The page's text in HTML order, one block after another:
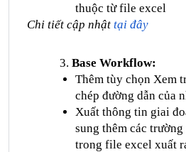
thuộc từ file excel
Chi tiết cập nhật tại đây
Base Workflow:
Thêm tùy chọn Xem
chép đường dẫn của
Xuất thông tin giai
sung thêm các
trong file excel xuất